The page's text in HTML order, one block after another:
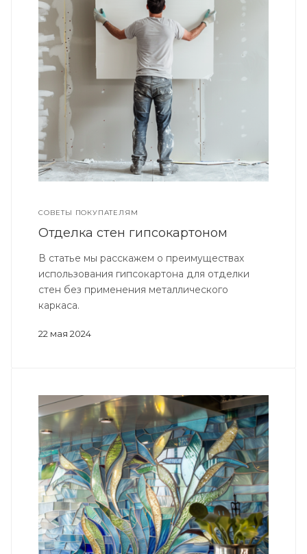
СОВЕТЫ ПОКУПАТЕЛЯМ
22 мая 2024
Отделка стен гипсокартоном
В статье мы расскажем о преимуществах
использования гипсокартона для отделки
стен без применения металлического
каркаса.